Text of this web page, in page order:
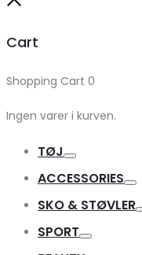
Cart
Shopping Cart 0
Ingen varer i kurven.
TØJ
ACCESSORIES
SKO & STØVLER
SPORT